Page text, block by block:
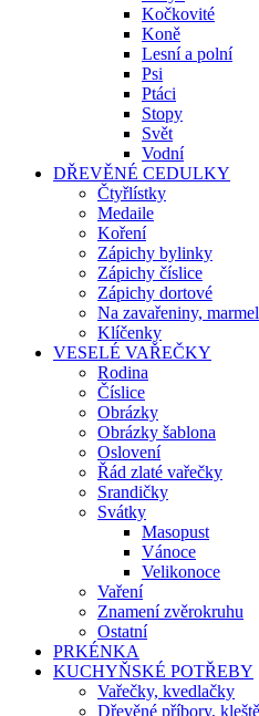
Kočkovité
Koně
Lesní a polní
Psi
Ptáci
Stopy
Svět
Vodní
DŘEVĚNÉ CEDULKY
Čtyřlístky
Medaile
Koření
Zápichy bylinky
Zápichy číslice
Zápichy dortové
Na zavařeniny,
Klíčenky
VESELÉ VAŘEČKY
Rodina
Číslice
Obrázky
Obrázky šablona
Oslovení
Řád zlaté vařečky
Srandičky
Svátky
Masopust
Vánoce
Velikonoce
Vaření
Znamení zvěrokruhu
Ostatní
PRKÉNKA
KUCHYŇSKÉ POTŘEBY
Vařečky, kvedlačky
Dřevěné příbory, kleště